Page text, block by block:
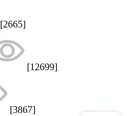
[2665]
[12699]
[3867]